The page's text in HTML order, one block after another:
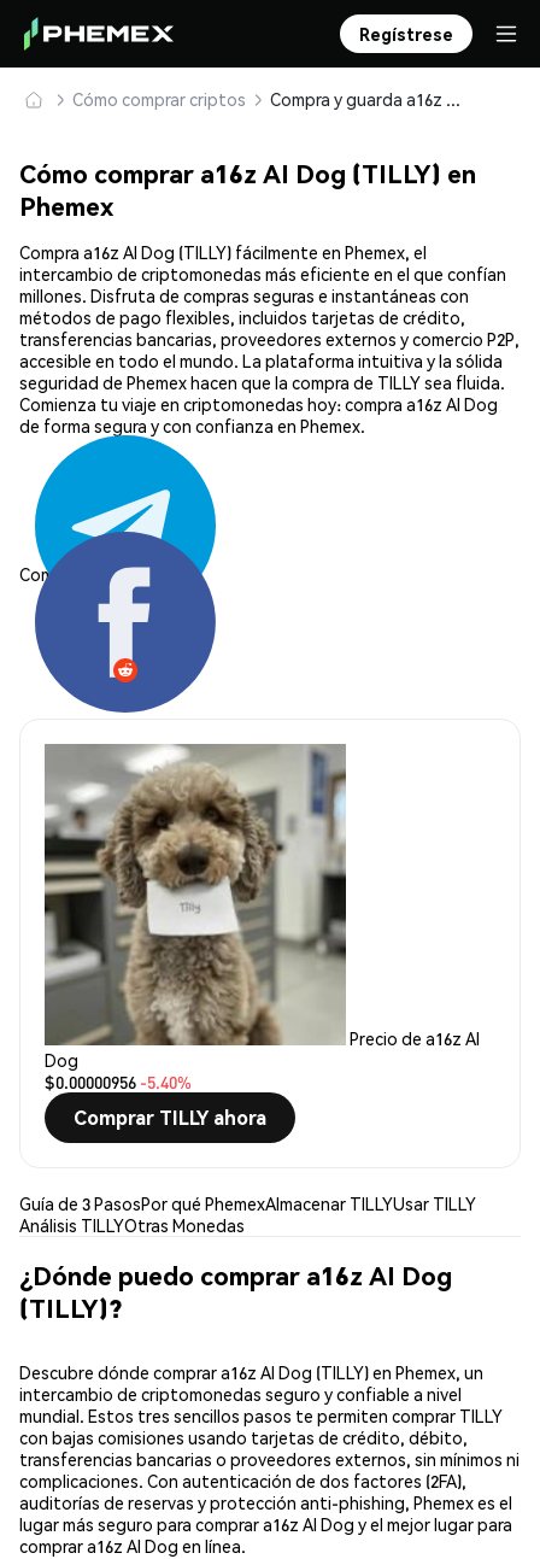
Regístrese
Cómo comprar criptos Compra y guarda a16z AI Dog (TILLY) de forma segura
Cómo comprar a16z AI Dog (TILLY) en
Phemex
Compra a16z AI Dog (TILLY) fácilmente en Phemex, el
intercambio de criptomonedas más eficiente en el que confían
millones. Disfruta de compras seguras e instantáneas con
métodos de pago flexibles, incluidos tarjetas de crédito,
transferencias bancarias, proveedores externos y comercio P2P,
accesible en todo el mundo. La plataforma intuitiva y la sólida
seguridad de Phemex hacen que la compra de TILLY sea fluida.
Comienza tu viaje en criptomonedas hoy: compra a16z AI Dog
de forma segura y con confianza en Phemex.
Compartir:
Precio de a16z AI
Dog
$0.00000956 -5.40%
Comprar TILLY ahora
Guía de 3 PasosPor qué PhemexAlmacenar TILLYUsar TILLY
Análisis TILLYOtras Monedas
¿Dónde puedo comprar a16z AI Dog
(TILLY)?
Descubre dónde comprar a16z AI Dog (TILLY) en Phemex, un
intercambio de criptomonedas seguro y confiable a nivel
mundial. Estos tres sencillos pasos te permiten comprar TILLY
con bajas comisiones usando tarjetas de crédito, débito,
transferencias bancarias o proveedores externos, sin mínimos ni
complicaciones. Con autenticación de dos factores (2FA),
auditorías de reservas y protección anti-phishing, Phemex es el
lugar más seguro para comprar a16z AI Dog y el mejor lugar para
comprar a16z AI Dog en línea.